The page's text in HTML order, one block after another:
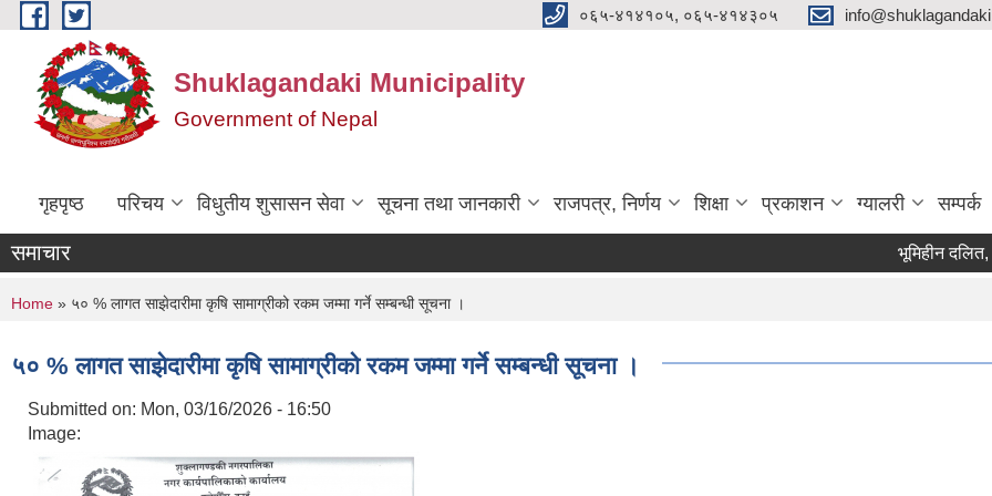
Skip to main content ०६५-४१४१०५, ०६५-४१४३०५
Shuklagandaki Municipality
Government of Nepal
गृहपृष्ठ परिचय विधुतीय शुसासन सेवा सूचना तथा जानकारी राजपत्र, निर्णय शिक्षा प्रकाशन ग्यालरी सम्पर्क
समाचार भूमिहीन दलित,
You are here
Home » ५० % लागत साझेदारीमा कृषि सामाग्रीको रकम जम्मा गर्ने सम्बन्धी सूचना ।
५० % लागत साझेदारीमा कृषि सामाग्रीको रकम जम्मा गर्ने सम्बन्धी सूचना ।
Submitted on: Mon, 03/16/2026 - 16:50
Image: